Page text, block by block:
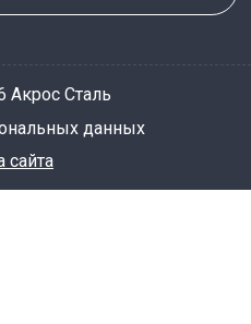
Акрос Сталь
данных
сайта